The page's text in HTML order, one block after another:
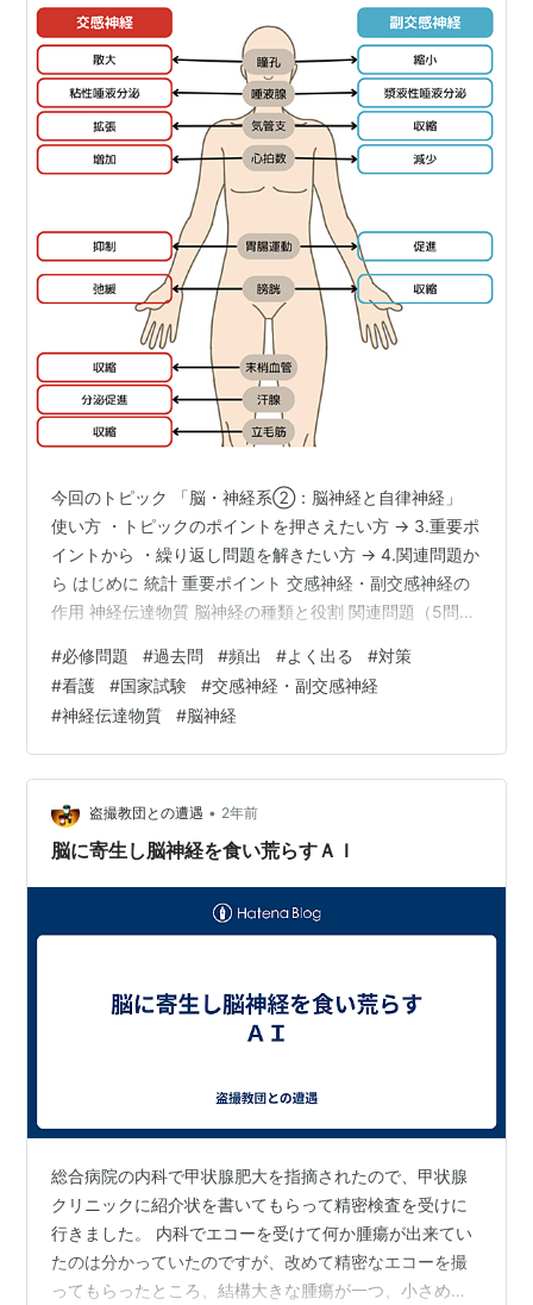
今回のトピック 「脳・神経系②：脳神経と自律神経」
使い方 ・トピックのポイントを押さえたい方 → 3.重要ポ
イントから ・繰り返し問題を解きたい方 → 4.関連問題か
ら はじめに 統計 重要ポイント 交感神経・副交感神経の
作用 神経伝達物質 脳神経の種類と役割 関連問題（5問）
っている方を応援するため、必修問題に特化して過去問
の分析結果から覚えておくべきポイントをピックアップ
してまとめた記事を書いています。 ・覚えることが多す
ぎて本当に覚えられているか不安 ・必修問題は絶対落と
せないからプレッシャーがかかる ・一般問題や状況設定
問題の勉…
#必修問題 #過去問 #頻出 #よく出る #対策
#看護 #国家試験 #交感神経・副交感神経
#神経伝達物質 #脳神経
盗撮教団との遭遇 • 2年前
脳に寄生し脳神経を食い荒らすＡＩ
総合病院の内科で甲状腺肥大を指摘されたので、甲状腺
クリニックに紹介状を書いてもらって精密検査を受けに
行きました。 内科でエコーを受けて何か腫瘍が出来てい
たのは分かっていたのですが、改めて精密なエコーを撮
ってもらったところ、結構大きな腫瘍が一つ、小さめの